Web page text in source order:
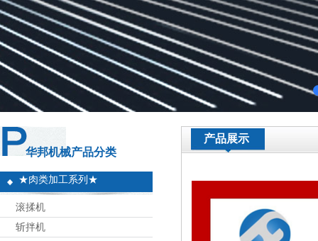
华邦机械产品分类
★肉类加工系列★
滚揉机
斩拌机
产品展示